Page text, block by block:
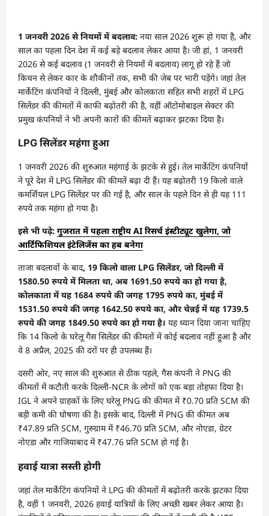
1 जनवरी 2026 से नियमों में बदलाव: नया साल 2026 शुरू हो गया है, और
साल का पहला दिन देश में कई बड़े बदलाव लेकर आया है। जी हां, 1 जनवरी
2026 से कई बदलाव (1 जनवरी से नियमों में बदलाव) लागू हो रहे हैं जो
किचन से लेकर कार के शौकीनों तक, सभी की जेब पर भारी पड़ेंगे। जहां तेल
मार्केटिंग कंपनियों ने दिल्ली, मुंबई और कोलकाता सहित सभी शहरों में LPG
सिलेंडर की कीमतों में काफी बढ़ोतरी की है, वहीं ऑटोमोबाइल सेक्टर की
प्रमुख कंपनियों ने भी अपनी कारों की कीमतें बढ़ाकर झटका दिया है।
LPG सिलेंडर महंगा हुआ
1 जनवरी 2026 की शुरुआत महंगाई के झटके से हुई। तेल मार्केटिंग कंपनियों
ने पूरे देश में LPG सिलेंडर की कीमतें बढ़ा दी हैं। यह बढ़ोतरी 19 किलो वाले
कमर्शियल LPG सिलेंडर पर की गई है, और साल के पहले दिन से ही यह 111
रुपये तक महंगा हो गया है।
इसे भी पढ़े: गुजरात में पहला राष्ट्रीय AI रिसर्च इंस्टीट्यूट खुलेगा, जो
आर्टिफिशियल इंटेलिजेंस का हब बनेगा
ताजा बदलावों के बाद, 19 किलो वाला LPG सिलेंडर, जो दिल्ली में
1580.50 रुपये में मिलता था, अब 1691.50 रुपये का हो गया है,
कोलकाता में यह 1684 रुपये की जगह 1795 रुपये का, मुंबई में
1531.50 रुपये की जगह 1642.50 रुपये का, और चेन्नई में यह 1739.5
रुपये की जगह 1849.50 रुपये का हो गया है। यह ध्यान दिया जाना चाहिए
कि 14 किलो के घरेलू गैस सिलेंडर की कीमतों में कोई बदलाव नहीं हुआ है और
वे 8 अप्रैल, 2025 की दरों पर ही उपलब्ध हैं।
दसरी ओर, नए साल की शुरुआत से ठीक पहले, गैस कंपनी ने PNG की
कीमतों में कटौती करके दिल्ली-NCR के लोगों को एक बड़ा तोहफा दिया है।
IGL ने अपने ग्राहकों के लिए घरेलू PNG की कीमत में ₹0.70 प्रति SCM की
बड़ी कमी की घोषणा की है। इसके बाद, दिल्ली में PNG की कीमत अब
₹47.89 प्रति SCM, गुरुग्राम में ₹46.70 प्रति SCM, और नोएडा, ग्रेटर
नोएडा और गाजियाबाद में ₹47.76 प्रति SCM हो गई है।
हवाई यात्रा सस्ती होगी
जहां तेल मार्केटिंग कंपनियों ने LPG की कीमतों में बढ़ोतरी करके झटका दिया
है, वहीं 1 जनवरी, 2026 हवाई यात्रियों के लिए अच्छी खबर लेकर आया है।